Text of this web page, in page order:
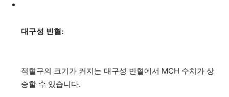
대구성 빈혈:
적혈구의 크기가 커지는 대구성 빈혈에서 MCH 수치가 상
승할 수 있습니다.